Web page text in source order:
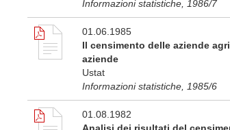
Informazioni statistiche, 1986/7
01.06.1985
Il censimento delle aziende
aziende
Ustat
Informazioni statistiche, 1985/6
01.08.1982